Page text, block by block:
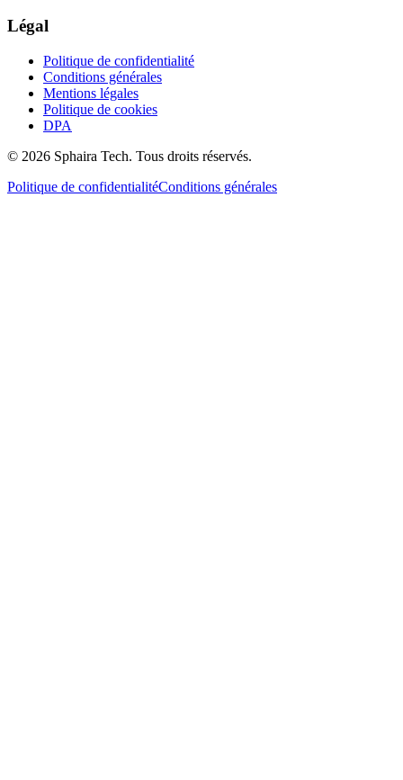
Légal
Politique de confidentialité
Conditions générales
Mentions légales
Politique de cookies
DPA
© 2026 Sphaira Tech. Tous droits réservés.
Politique de confidentialitéConditions générales